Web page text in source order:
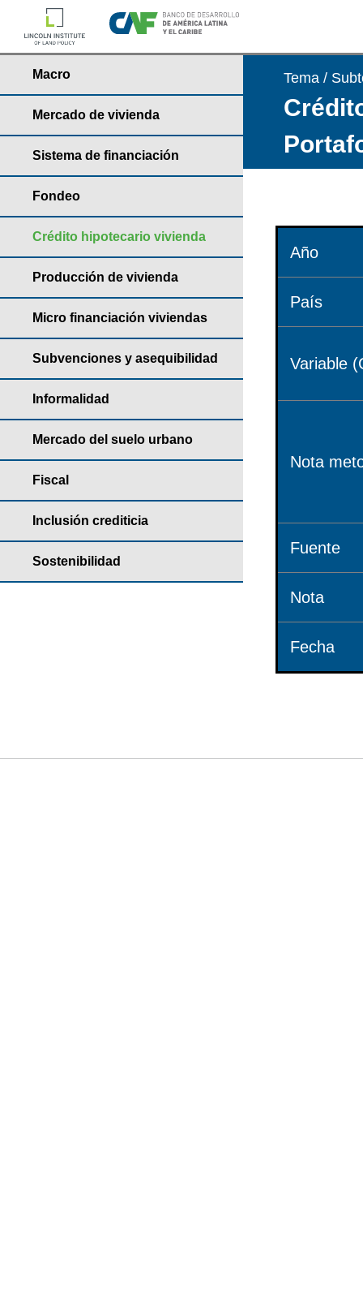
Macro
Mercado de vivienda
Sistema de financiación
Fondeo
Crédito hipotecario vivienda
Producción de vivienda
Micro financiación viviendas
Subvenciones y asequibilidad
Informalidad
Mercado del suelo urbano
Fiscal
Inclusión crediticia
Sostenibilidad
Tema /
Año
País
Variable
Nota
Fuente
Nota
Fecha